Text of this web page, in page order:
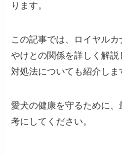
ります。
この記事では、ロイヤル
やけとの関係を詳しく解
対処法についても紹介しま
愛犬の健康を守るために
考にしてください。